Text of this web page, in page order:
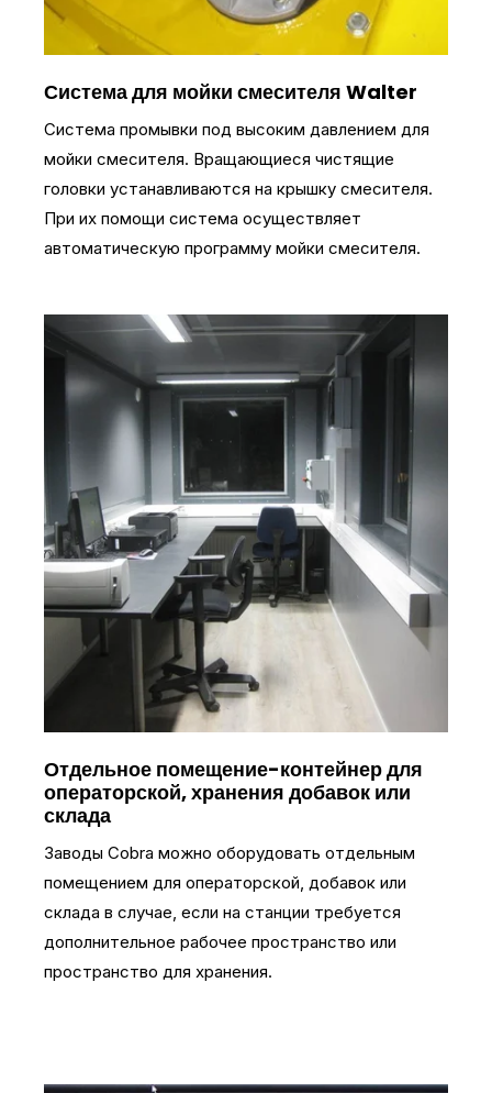
Система для мойки смесителя Walter
Система промывки под высоким давлением для
мойки смесителя. Вращающиеся чистящие
головки устанавливаются на крышку смесителя.
При их помощи система осуществляет
автоматическую программу мойки смесителя.
Отдельное помещение-контейнер для
операторской, хранения добавок или
склада
Заводы Cobra можно оборудовать отдельным
помещением для операторской, добавок или
склада в случае, если на станции требуется
дополнительное рабочее пространство или
пространство для хранения.